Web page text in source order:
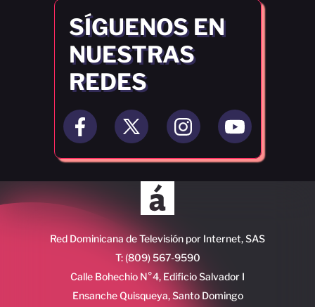
SÍGUENOS EN
NUESTRAS
REDES
Red Dominicana de Televisión por Internet, SAS
T: (809) 567-9590
Calle Bohechio N°4, Edificio Salvador I
Ensanche Quisqueya, Santo Domingo